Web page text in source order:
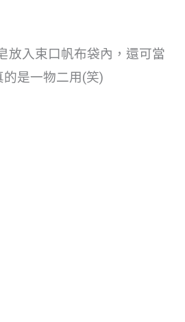
放入束口帆布袋內，還可當
是一物二用(笑)